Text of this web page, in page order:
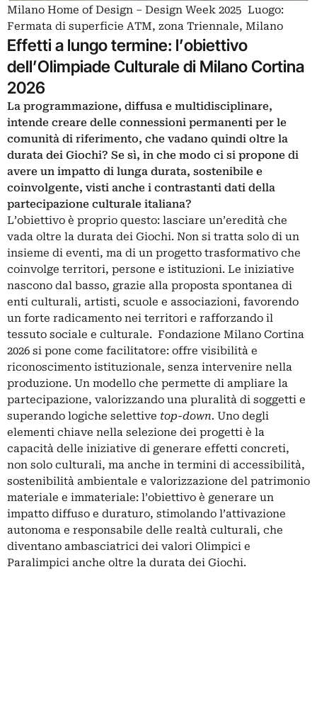
Milano Home of Design – Design Week 2025 Luogo:
Fermata di superficie ATM, zona Triennale, Milano
Effetti a lungo termine: l’obiettivo
dell’Olimpiade Culturale di Milano Cortina
2026
La programmazione, diffusa e multidisciplinare,
intende creare delle connessioni permanenti per le
comunità di riferimento, che vadano quindi oltre la
durata dei Giochi? Se sì, in che modo ci si propone di
avere un impatto di lunga durata, sostenibile e
coinvolgente, visti anche i contrastanti dati della
partecipazione culturale italiana?
L’obiettivo è proprio questo: lasciare un’eredità che
vada oltre la durata dei Giochi. Non si tratta solo di un
insieme di eventi, ma di un progetto trasformativo che
coinvolge territori, persone e istituzioni. Le iniziative
nascono dal basso, grazie alla proposta spontanea di
enti culturali, artisti, scuole e associazioni, favorendo
un forte radicamento nei territori e rafforzando il
tessuto sociale e culturale. Fondazione Milano Cortina
2026 si pone come facilitatore: offre visibilità e
riconoscimento istituzionale, senza intervenire nella
produzione. Un modello che permette di ampliare la
partecipazione, valorizzando una pluralità di soggetti e
superando logiche selettive top-down. Uno degli
elementi chiave nella selezione dei progetti è la
capacità delle iniziative di generare effetti concreti,
non solo culturali, ma anche in termini di accessibilità,
sostenibilità ambientale e valorizzazione del patrimonio
materiale e immateriale: l’obiettivo è generare un
impatto diffuso e duraturo, stimolando l’attivazione
autonoma e responsabile delle realtà culturali, che
diventano ambasciatrici dei valori Olimpici e
Paralimpici anche oltre la durata dei Giochi.